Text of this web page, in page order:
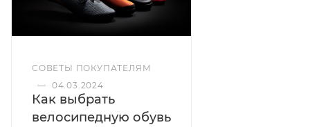
СОВЕТЫ ПОКУПАТЕЛЯМ
— 04.03.2024
Как выбрать
велосипедную обувь